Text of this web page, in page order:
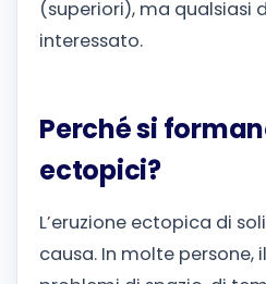
(superiori), ma qualsiasi
interessato.
Perché si
ectopici?
L’eruzione ectopica di
causa. In molte persone,